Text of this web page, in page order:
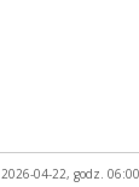
2026-04-22, godz. 06:00